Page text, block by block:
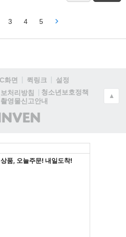
3 4 5
화면 퀵링크
설정
처리방침
청소년보호정책
영물신고안내
(주)
인
▲